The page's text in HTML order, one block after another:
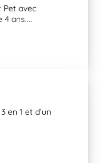
Pet avec
ans....
en 1 et d’un